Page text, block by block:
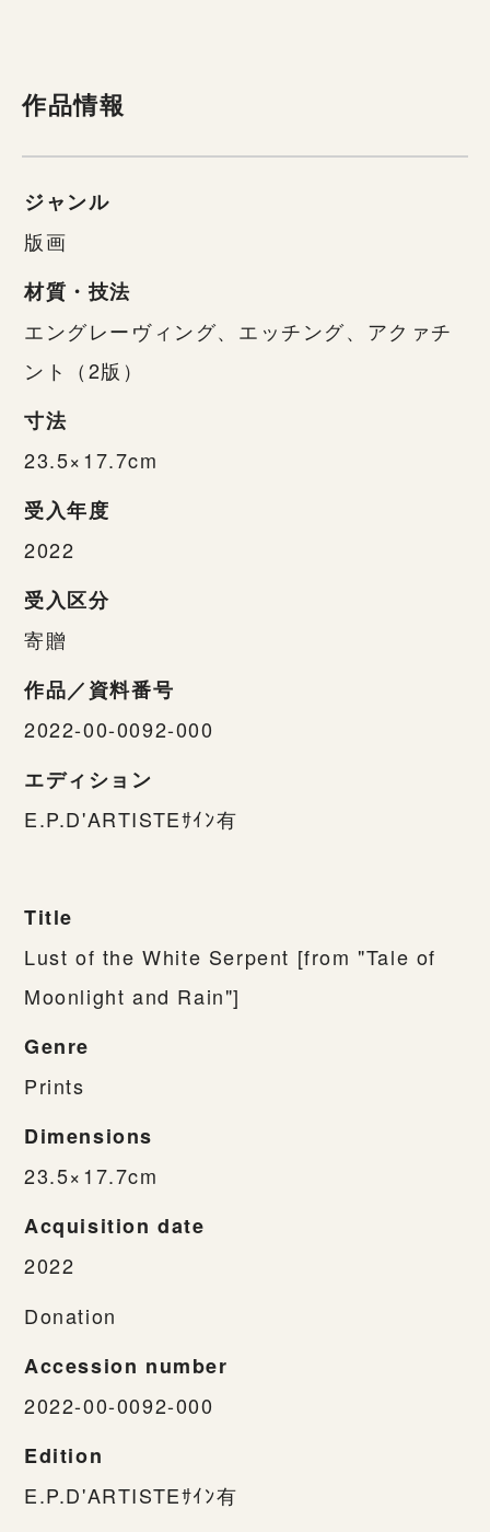
作品情報
ジャンル
版画
材質・技法
エングレーヴィング、エッチング、アクァチ
ント（2版）
寸法
23.5×17.7cm
受入年度
2022
受入区分
寄贈
作品／資料番号
2022-00-0092-000
エディション
E.P.D'ARTISTEｻｲﾝ有
Title
Lust of the White Serpent [from "Tale of
Moonlight and Rain"]
Genre
Prints
Dimensions
23.5×17.7cm
Acquisition date
2022
Donation
Accession number
2022-00-0092-000
Edition
E.P.D'ARTISTEｻｲﾝ有